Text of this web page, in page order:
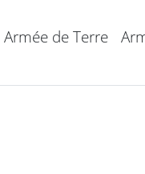
Armée de Terre